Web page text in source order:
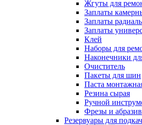
Жгуты для
Заплаты
Заплаты
Заплаты
Клей
Наборы для
Наконечники
Очиститель
Пакеты для шин
Паста
Резина сырая
Ручной
Фрезы и
Резервуары для